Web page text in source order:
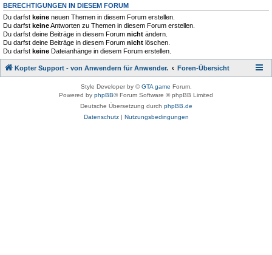
BERECHTIGUNGEN IN DIESEM FORUM
Du darfst keine neuen Themen in diesem Forum erstellen.
Du darfst keineAntworten zu Themen in diesem Forum erstellen.
Du darfst deine Beiträge in diesem Forum nicht ändern.
Du darfst deine Beiträge in diesem Forum nicht löschen.
Du darfst keine Dateianhänge in diesem Forum erstellen.
Kopter Support - von Anwendern für Anwender. Foren-Übersicht
Style Developer by ©GTA game Forum.
Powered by phpBB® Forum Software © phpBB Limited
Deutsche Übersetzung durch phpBB.de
Datenschutz| Nutzungsbedingungen